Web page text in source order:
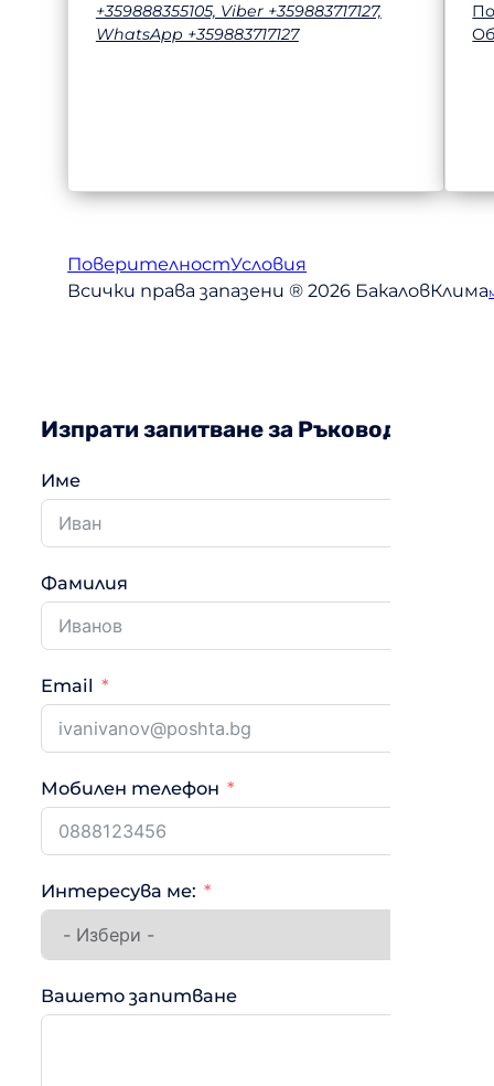
+359888355105, Viber +359883717127,
WhatsApp +359883717127
ПоверителностУсловия
Всички права запазени ® 2026 БакаловКлима
Изпрати запитване за Ръководство
Име
Фамилия
Email
Мобилен телефон
Интересува ме:
Вашето запитване